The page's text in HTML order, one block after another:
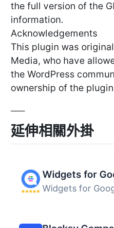
the full version of the
information.
Acknowledgements
This plugin was
Media, who have
the WordPress
ownership of the
延伸相關外掛
Widgets for